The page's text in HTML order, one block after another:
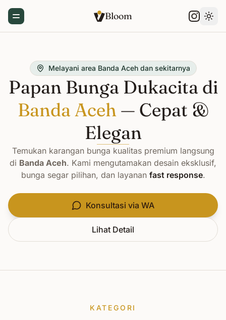
Toggle Menu Bloom
Melayani area Banda Aceh dan sekitarnya
Papan Bunga Dukacita di
Banda Aceh— Cepat &
Elegan
Temukan karangan bunga kualitas premium langsung
di Banda Aceh. Kami mengutamakan desain eksklusif,
bunga segar pilihan, dan layanan fast response.
Konsultasi via WA
Lihat Detail
KATEGORI